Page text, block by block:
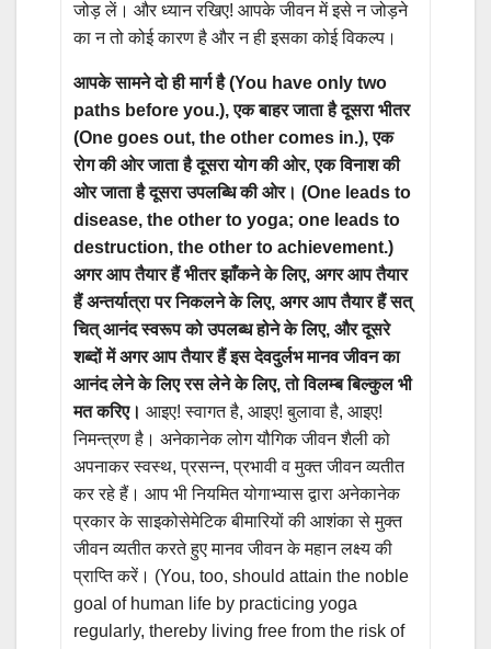
जोड़ लें। और ध्यान रखिए! आपके जीवन में इसे न जोड़ने
का न तो कोई कारण है और न ही इसका कोई विकल्प।
आपके सामने दो ही मार्ग है (You have only two
paths before you.), एक बाहर जाता है दूसरा भीतर
(One goes out, the other comes in.), एक
रोग की ओर जाता है दूसरा योग की ओर, एक विनाश की
ओर जाता है दूसरा उपलब्धि की ओर। (One leads to
disease, the other to yoga; one leads to
destruction, the other to achievement.)
अगर आप तैयार हैं भीतर झाँकने के लिए, अगर आप तैयार
हैं अन्तर्यात्रा पर निकलने के लिए, अगर आप तैयार हैं सत्
चित् आनंद स्वरूप को उपलब्ध होने के लिए, और दूसरे
शब्दों में अगर आप तैयार हैं इस देवदुर्लभ मानव जीवन का
आनंद लेने के लिए रस लेने के लिए, तो विलम्ब बिल्कुल भी
मत करिए। आइए! स्वागत है, आइए! बुलावा है, आइए!
निमन्त्रण है। अनेकानेक लोग यौगिक जीवन शैली को
अपनाकर स्वस्थ, प्रसन्न, प्रभावी व मुक्त जीवन व्यतीत
कर रहे हैं। आप भी नियमित योगाभ्यास द्वारा अनेकानेक
प्रकार के साइकोसेमेटिक बीमारियों की आशंका से मुक्त
जीवन व्यतीत करते हुए मानव जीवन के महान लक्ष्य की
प्राप्ति करें। (You, too, should attain the noble
goal of human life by practicing yoga
regularly, thereby living free from the risk of